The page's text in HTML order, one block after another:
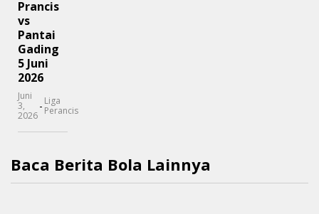
Prancis
vs
Pantai
Gading
5 Juni
2026
Juni
3,
2026
- Liga
Perancis
Baca Berita Bola Lainnya